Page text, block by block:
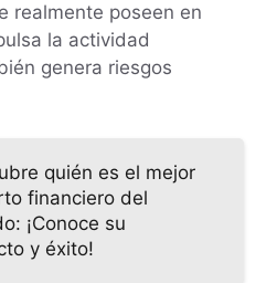
realmente poseen en
la actividad
genera riesgos
quién es el mejor
financiero del
¡Conoce su
y éxito!